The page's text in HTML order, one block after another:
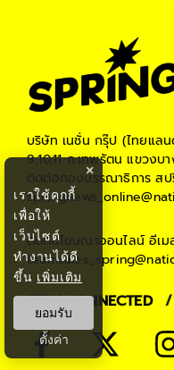
บริษัท เนชั่น กรุ๊ป (ไทยแล
9,10,11 ถ.เทพรัตน แขวงบ
ติดต่อกองบรรณาธิการ ส
ติดต่อโฆษณาออนไลน์ อีเ
STAY CONNECTED
×
เราใช้คุกกี้
เพื่อให้
เว็บไซต์
ทำงานได้ดี
ขึ้น เพิ่มเติม
ยอมรับ
ตั้งค่า